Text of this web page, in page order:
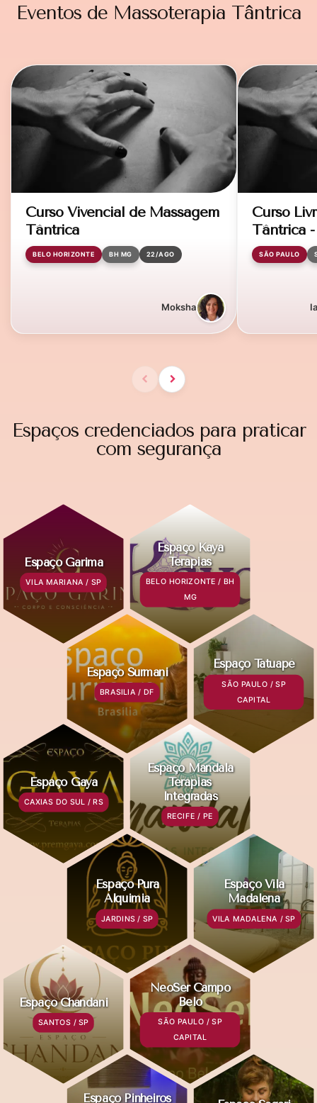
Eventos de Massoterapia Tântrica
Curso Vivencial de Massagem
Tântrica
BELO HORIZONTE BH MG 22/AGO
Moksha
Curso
Tântrica
SÃO PAULO
Espaços credenciados para praticar
com segurança
Espaço Garima
VILA MARIANA / SP
Espaço Kaya
Terapias
BELO HORIZONTE / BH
MG
Espaço Surmani
BRASILIA / DF
Espaço Tatuapé
SÃO PAULO / SP
CAPITAL
Espaço Gaya
CAXIAS DO SUL / RS
Espaço Mandala
Terapias
Integradas
RECIFE / PE
Espaço Pura
Alquimia
JARDINS / SP
Espaço Vila
Madalena
VILA MADALENA / SP
Espaço Chandani
SANTOS / SP
NeoSer Campo
Belo
SÃO PAULO / SP
CAPITAL
Espaço Pinheiros